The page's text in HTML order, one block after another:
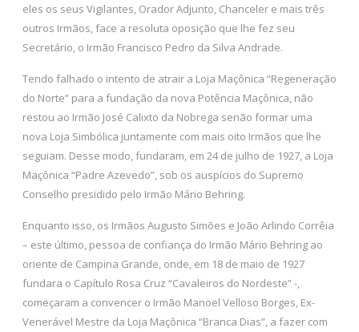
eles os seus Vigilantes, Orador Adjunto, Chanceler e mais três
outros Irmãos, face a resoluta oposição que lhe fez seu
Secretário, o Irmão Francisco Pedro da Silva Andrade.
Tendo falhado o intento de atrair a Loja Maçônica “Regeneração
do Norte” para a fundação da nova Potência Maçônica, não
restou ao Irmão José Calixto da Nobrega senão formar uma
nova Loja Simbólica juntamente com mais oito Irmãos que lhe
seguiam. Desse modo, fundaram, em 24 de julho de 1927, a Loja
Maçônica “Padre Azevedo”, sob os auspícios do Supremo
Conselho presidido pelo Irmão Mário Behring.
Enquanto isso, os Irmãos Augusto Simões e João Arlindo Corrêia
– este último, pessoa de confiança do Irmão Mário Behring ao
oriente de Campina Grande, onde, em 18 de maio de 1927
fundara o Capítulo Rosa Cruz “Cavaleiros do Nordeste” -,
começaram a convencer o Irmão Manoel Velloso Borges, Ex-
Venerável Mestre da Loja Maçônica “Branca Dias”, a fazer com